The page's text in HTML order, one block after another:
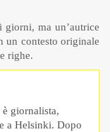
ma un’autrice
un contesto originale
righe.
giornalista,
a Helsinki. Dopo